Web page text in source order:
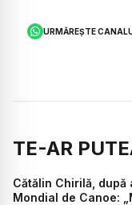
URMĂREȘTE
TE-AR
Cătălin Chirilă,
Mondial de Canoe: